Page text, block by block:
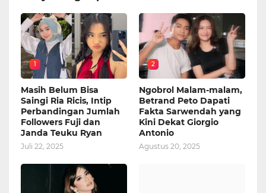
1
Masih Belum Bisa
Saingi Ria Ricis, Intip
Perbandingan Jumlah
Followers Fuji dan
Janda Teuku Ryan
Juli 22, 2025
2
Ngobrol Malam-malam,
Betrand Peto Dapati
Fakta Sarwendah yang
Kini Dekat Giorgio
Antonio
Agustus 20, 2025